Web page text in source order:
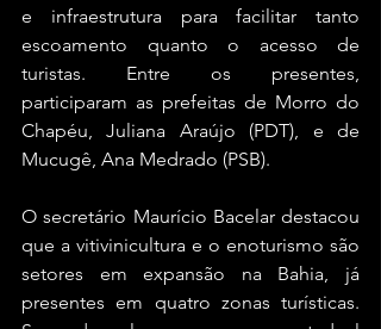
e infraestrutura para facilitar tanto
escoamento quanto o acesso de
turistas. Entre os presentes,
participaram as prefeitas de Morro do
Chapéu, Juliana Araújo (PDT), e de
Mucugê, Ana Medrado (PSB).
O secretário Maurício Bacelar destacou
que a vitivinicultura e o enoturismo são
setores em expansão na Bahia, já
presentes em quatro zonas turísticas.